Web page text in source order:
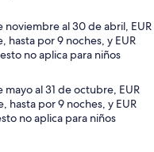
al 30 de abril, EUR
por 9 noches, y EUR
no aplica para niños
al 31 de octubre, EUR
hasta por 9 noches, y EUR
no aplica para niños